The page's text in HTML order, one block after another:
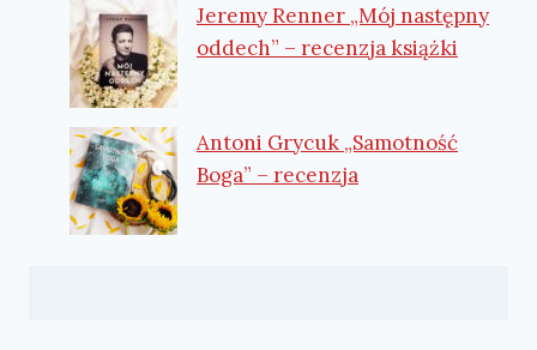
Jeremy Renner „Mój następny
oddech” – recenzja książki
Antoni Grycuk „Samotność
Boga” – recenzja